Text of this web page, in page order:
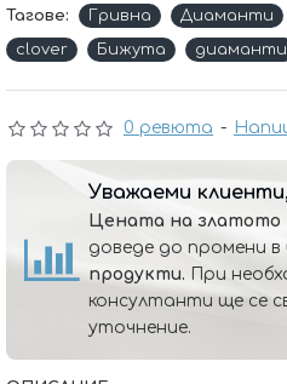
0 ревюта -
Тагове: Гривна Диаманти
clover
Бижута диаманти
Уважаеми
Цената на златото
доведе до промени в
продукти. При
консултанти ще се
уточнение.